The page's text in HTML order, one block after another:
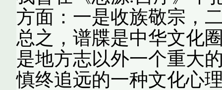
方面：一是收族敬宗，
总之，谱牒是中华文化
是地方志以外一个重大
慎终追远的一种文化心